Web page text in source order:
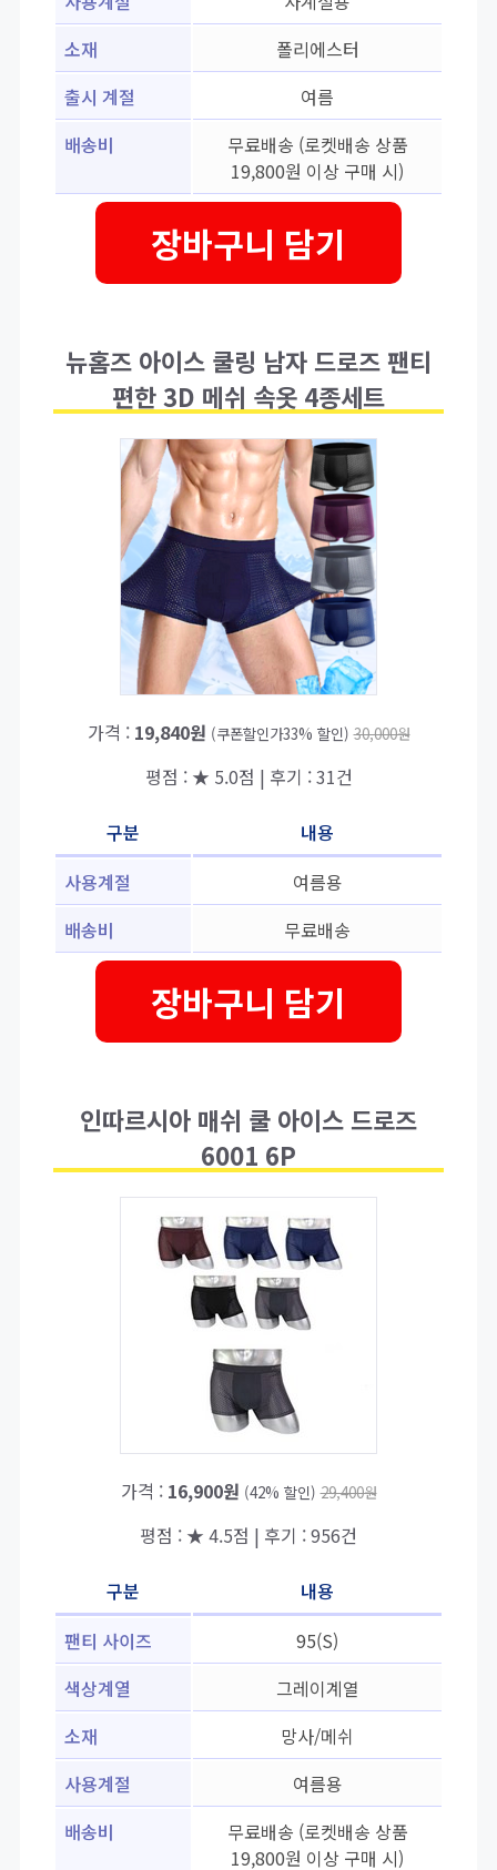
소재
폴리에스터
출시 계절
여름
배송비
무료배송 (로켓배송 상품
19,800원 이상 구매 시)
장바구니 담기
뉴홈즈 아이스 쿨링 남자 드로즈 팬티
편한 3D 메쉬 속옷 4종세트
가격 : 19,840원 (쿠폰할인가33% 할인) 30,000원
평점 : ★ 5.0점 | 후기 : 31건
구분
내용
사용계절
여름용
배송비
무료배송
장바구니 담기
인따르시아 매쉬 쿨 아이스 드로즈
6001 6P
가격 : 16,900원 (42% 할인) 29,400원
평점 : ★ 4.5점 | 후기 : 956건
구분
내용
팬티 사이즈
95(S)
색상계열
그레이계열
소재
망사/메쉬
사용계절
여름용
배송비
무료배송 (로켓배송 상품
19,800원 이상 구매 시)